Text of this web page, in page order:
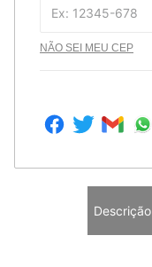
NÃO SEI MEU CEP
Descrição